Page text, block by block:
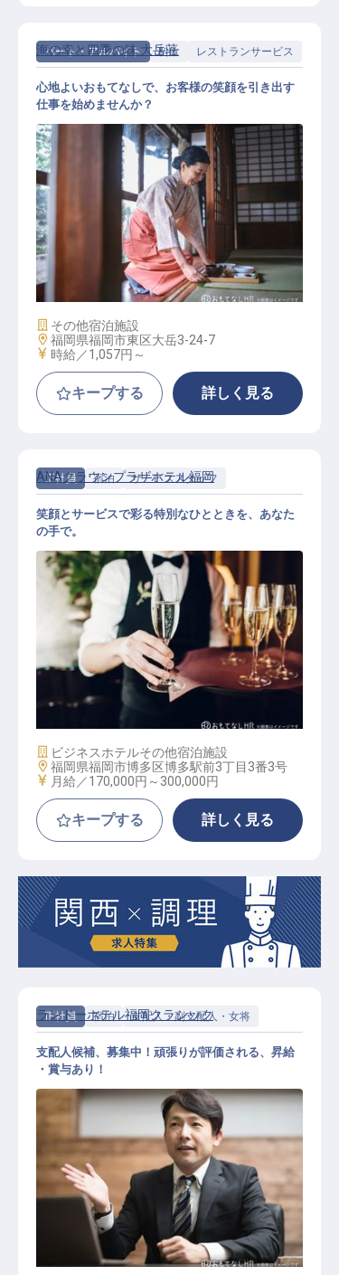
パート・アルバイト 料飲 レストランサービス
旅館配膳係
海の幸と四季の味 大岳荘
心地よいおもてなしで、お客様の笑顔を引き出す
仕事を始めませんか？
施設業態
その他宿泊施設
勤務地
福岡県福岡市東区大岳3-24-7
給与
時給／1,057円～
キープする 詳しく見る
正社員 宿泊 サービススタッフ
宴会サービス
ANAクラウンプラザホテル福岡
笑顔とサービスで彩る特別なひとときを、あなた
の手で。
施設業態
ビジネスホテルその他宿泊施設
勤務地
福岡県福岡市博多区博多駅前3丁目3番3号
給与
月給／170,000円～ 300,000円
キープする 詳しく見る
正社員 宿泊 支配人・副支配人・女将
支配人・副支配人・女将 / 正社員
ランドーホテル福岡クラシック
支配人候補、募集中！頑張りが評価される、昇給
・賞与あり！